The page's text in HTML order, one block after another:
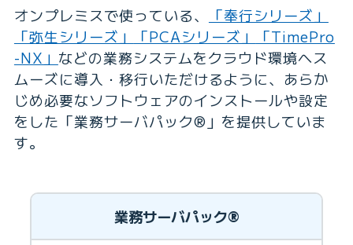
オンプレミスで使っている、
「奉行シリーズ」
「弥生シリーズ」
「PCAシリーズ」
「TimePro
-NX」 などの業務システムをクラウド環境へス
ムーズに導入・移行いただけるように、あらか
じめ必要なソフトウェアのインストールや設定
をした「業務サーバパック®」を提供していま
す。
業務サーバパック®